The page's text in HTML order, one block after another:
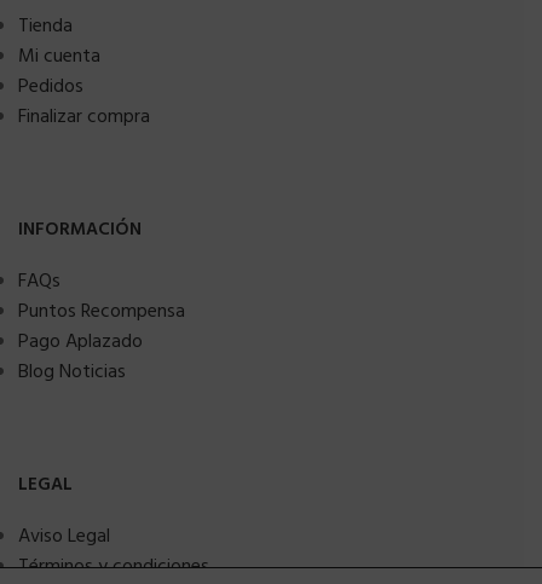
Tienda
Mi cuenta
Pedidos
Finalizar compra
INFORMACIÓN
FAQs
Puntos Recompensa
Pago Aplazado
Blog Noticias
LEGAL
Aviso Legal
Términos y condiciones